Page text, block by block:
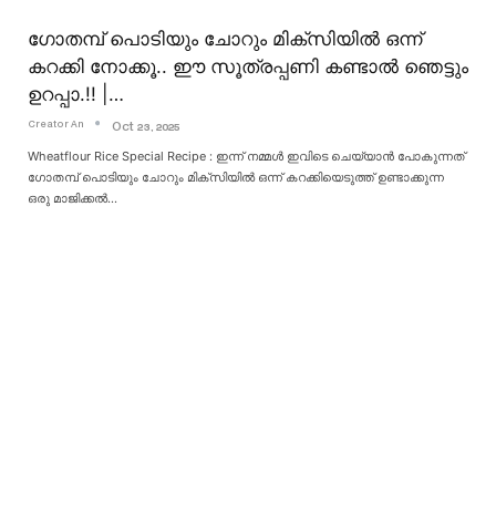
ഗോതമ്പ് പൊടിയും ചോറും മിക്സിയിൽ ഒന്ന്
കറക്കി നോക്കൂ.. ഈ സൂത്രപ്പണി കണ്ടാൽ ഞെട്ടും
ഉറപ്പാ.!! |…
Creator An Oct 23, 2025
Wheatflour Rice Special Recipe : ഇന്ന് നമ്മൾ ഇവിടെ ചെയ്യാൻ പോകുന്നത്
ഗോതമ്പ് പൊടിയും ചോറും മിക്സിയിൽ ഒന്ന് കറക്കിയെടുത്ത് ഉണ്ടാക്കുന്ന
ഒരു മാജിക്കൽ…